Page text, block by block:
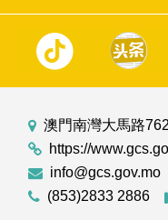
澳門南灣大馬路
https://
info@gcs.gov.mo
(853)2833 2886